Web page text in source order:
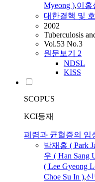
Myeong ),이홍
대한결핵 및
2002
Tuberculosis
Vol.53 No.3
원문보기 2
NDSL
KISS
SCOPUS
KCI등재
폐렴과 균혈증의 임
박재홍 ( Park
우 ( Han Sang
( Lee Gyeong
Choe Su In ),